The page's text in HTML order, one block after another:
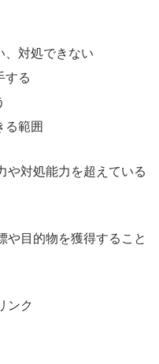
、対処できない
する
る範囲
や対処能力を超えている
や目的物を獲得すること
ンク